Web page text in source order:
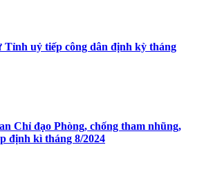
uỷ tiếp công dân định kỳ tháng
Chỉ đạo Phòng, chống tham nhũng,
định kì tháng 8/2024